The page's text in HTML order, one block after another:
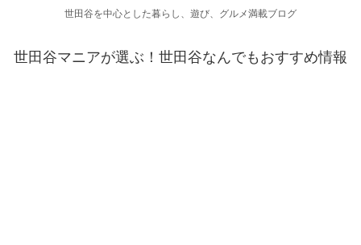
世田谷を中心とした暮らし、遊び、グルメ満載ブログ
世田谷マニアが選ぶ！世田谷なんでもおすすめ情報